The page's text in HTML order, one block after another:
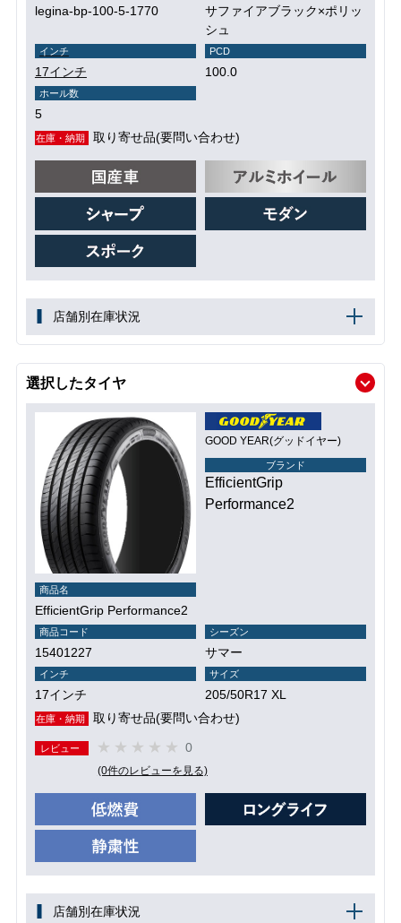
legina-bp-100-5-1770
サファイアブラック×ポリッ
シュ
インチ
17インチ
PCD
100.0
ホール数
5
在庫・納期 取り寄せ品(要問い合わせ)
店舗別在庫状況
選択したタイヤ
GOOD YEAR(グッドイヤー)
ブランド
EfficientGrip
Performance2
商品名
EfficientGrip Performance2
商品コード
15401227
シーズン
サマー
インチ
17インチ
サイズ
205/50R17 XL
在庫・納期 取り寄せ品(要問い合わせ)
レビュー 0
(0件のレビューを見る)
店舗別在庫状況